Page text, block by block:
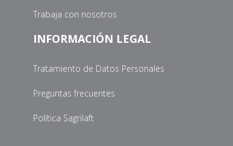
Trabaja con nosotros
INFORMACIÓN LEGAL
Tratamiento de Datos Personales
Preguntas frecuentes
Política Sagrilaft